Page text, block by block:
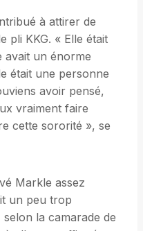
à attirer de
pli KKG. « Elle était
avait un énorme
était une personne
avoir pensé,
vraiment faire
cette sororité », se
Markle assez
un peu trop
la camarade de